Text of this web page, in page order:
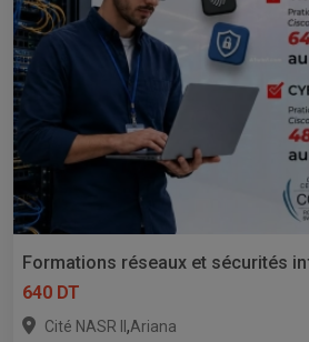
Formations réseaux et sécurités
640 DT
Cité NASR II ,Ariana